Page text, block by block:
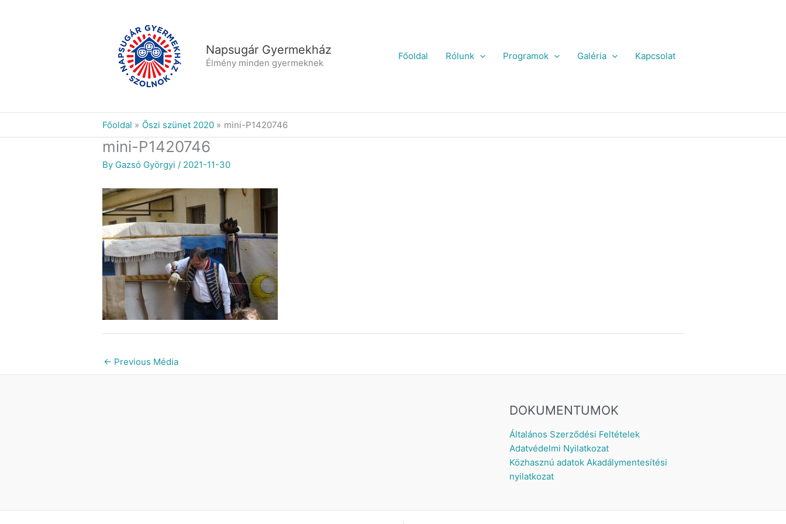
Napsugár Gyermekház
Élmény minden gyermeknek
Főoldal Rólunk Programok Galéria Kapcsolat
Főoldal Őszi szünet 2020 mini-P1420746
mini-P1420746
By Gazsó Györgyi / 2021-11-30
← Previous Média
DOKUMENTUMOK
Általános Szerződési Feltételek
Adatvédelmi Nyilatkozat
Közhasznú adatok Akadálymentesítési
nyilatkozat